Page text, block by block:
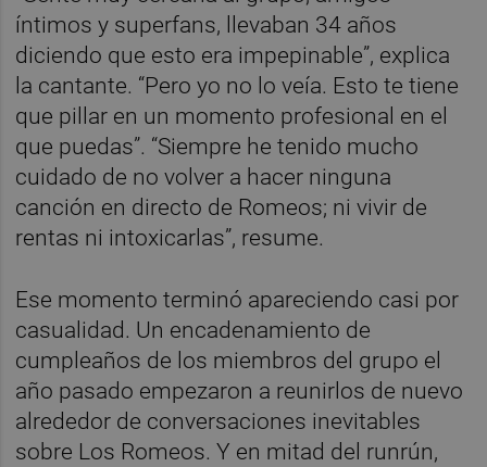
íntimos y superfans, llevaban 34 años
diciendo que esto era impepinable”, explica
la cantante. “Pero yo no lo veía. Esto te tiene
que pillar en un momento profesional en el
que puedas”. “Siempre he tenido mucho
cuidado de no volver a hacer ninguna
canción en directo de Romeos; ni vivir de
rentas ni intoxicarlas”, resume.
Ese momento terminó apareciendo casi por
casualidad. Un encadenamiento de
cumpleaños de los miembros del grupo el
año pasado empezaron a reunirlos de nuevo
alrededor de conversaciones inevitables
sobre Los Romeos. Y en mitad del runrún,